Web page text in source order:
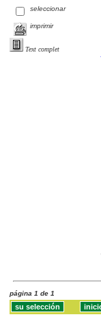
seleccionar
imprimir
Text complet
página 1 de 1